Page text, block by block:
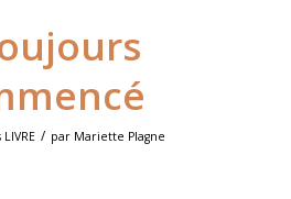
LIVRE / par Mariette Plagne